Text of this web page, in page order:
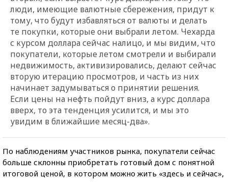
люди, имеющие валютные сбережения, придут к
тому, что будут избавляться от валюты и делать
те покупки, которые они выбрали летом. Чехарда
с курсом доллара сейчас налицо, и мы видим, что
покупатели, которые летом смотрели и выбирали
недвижимость, активизировались, делают сейчас
вторую итерацию просмотров, и часть из них
начинает задумываться о принятии решения.
Если цены на нефть пойдут вниз, а курс доллара
вверх, то эта тенденция усилится, и мы это
увидим в ближайшие месяц-два».
По наблюдениям участников рынка, покупатели сейчас
больше склонны приобретать готовый дом с понятной
итоговой ценой, в котором можно жить «здесь и сейчас»,